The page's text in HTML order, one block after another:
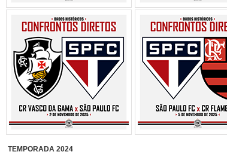
TEMPORADA 2024